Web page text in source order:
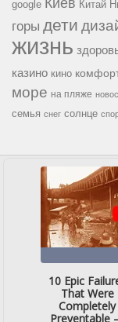
google Китай
горы дети
жизнь
казино кино
море на пляже
семья снег солнце